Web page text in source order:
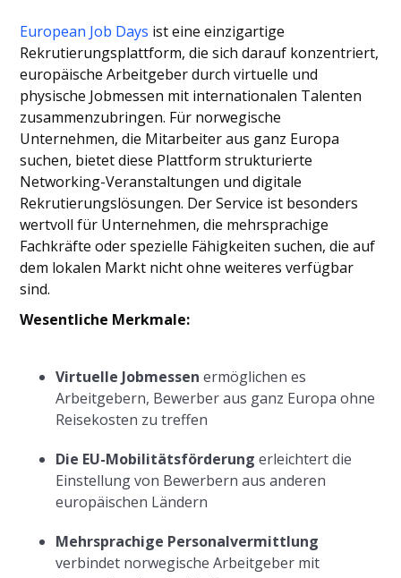
European Job Days ist eine einzigartige
Rekrutierungsplattform, die sich darauf konzentriert,
europäische Arbeitgeber durch virtuelle und
physische Jobmessen mit internationalen Talenten
zusammenzubringen. Für norwegische
Unternehmen, die Mitarbeiter aus ganz Europa
suchen, bietet diese Plattform strukturierte
Networking-Veranstaltungen und digitale
Rekrutierungslösungen. Der Service ist besonders
wertvoll für Unternehmen, die mehrsprachige
Fachkräfte oder spezielle Fähigkeiten suchen, die auf
dem lokalen Markt nicht ohne weiteres verfügbar
sind.
Wesentliche Merkmale:
Virtuelle Jobmessen ermöglichen es
Arbeitgebern, Bewerber aus ganz Europa ohne
Reisekosten zu treffen
Die EU-Mobilitätsförderung erleichtert die
Einstellung von Bewerbern aus anderen
europäischen Ländern
Mehrsprachige Personalvermittlung
verbindet norwegische Arbeitgeber mit